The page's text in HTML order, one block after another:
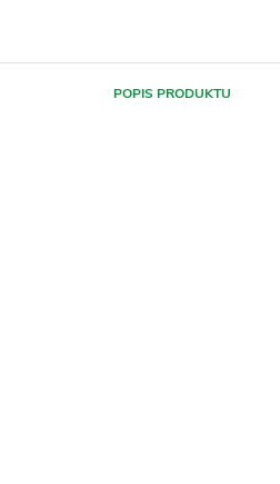
POPIS PRODUKTU